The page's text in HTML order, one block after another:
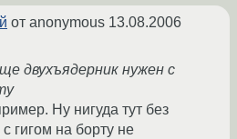
от anonymous 13.08.2006
двухъядерник нужен с
Ну нигуда тут без
гигом на борту не